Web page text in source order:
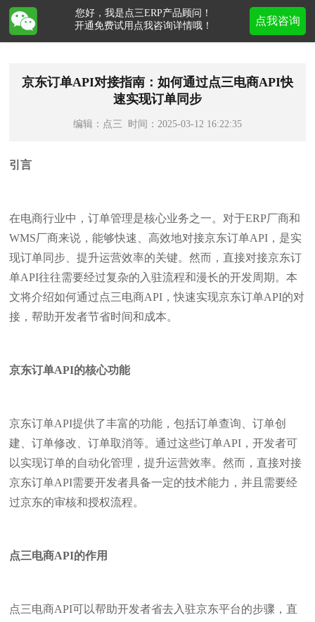
京东订单API对接指南：如何通过点三电商API快
速实现订单同步
编辑：点三 时间：2025-03-12 16:22:35
引言
在电商行业中，订单管理是核心业务之一。对于ERP厂商和
WMS厂商来说，能够快速、高效地对接京东订单API，是实
现订单同步、提升运营效率的关键。然而，直接对接京东订
单API往往需要经过复杂的入驻流程和漫长的开发周期。本
文将介绍如何通过点三电商API，快速实现京东订单API的对
接，帮助开发者节省时间和成本。
京东订单API的核心功能
京东订单API提供了丰富的功能，包括订单查询、订单创
建、订单修改、订单取消等。通过这些订单API，开发者可
以实现订单的自动化管理，提升运营效率。然而，直接对接
京东订单API需要开发者具备一定的技术能力，并且需要经
过京东的审核和授权流程。
点三电商API的作用
点三电商API可以帮助开发者省去入驻京东平台的步骤，直
点我咨询
您好，我是点三ERP产品顾问！
开通免费试用点我咨询详情哦！